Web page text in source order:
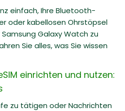
einfach, Ihre Bluetooth-
oder kabellosen Ohrstöpsel
Galaxy Watch zu
Sie alles, was Sie wissen
einrichten und nutzen:
zu tätigen oder Nachrichten